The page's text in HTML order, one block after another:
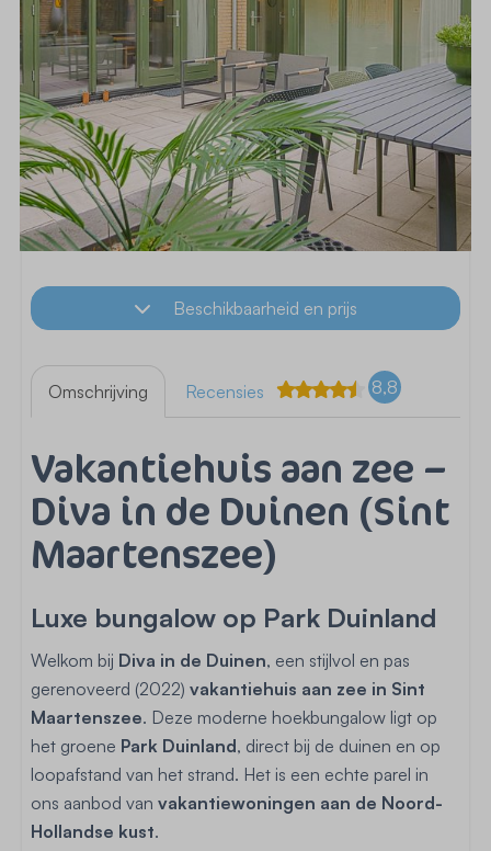
Beschikbaarheid en prijs
Omschrijving Recensies 8,8
Vakantiehuis aan zee –
Diva in de Duinen (Sint
Maartenszee)
Luxe bungalow op Park Duinland
Welkom bij Diva in de Duinen, een stijlvol en pas
gerenoveerd (2022) vakantiehuis aan zee in Sint
Maartenszee. Deze moderne hoekbungalow ligt op
het groene Park Duinland, direct bij de duinen en op
loopafstand van het strand. Het is een echte parel in
ons aanbod van vakantiewoningen aan de Noord-
Hollandse kust.